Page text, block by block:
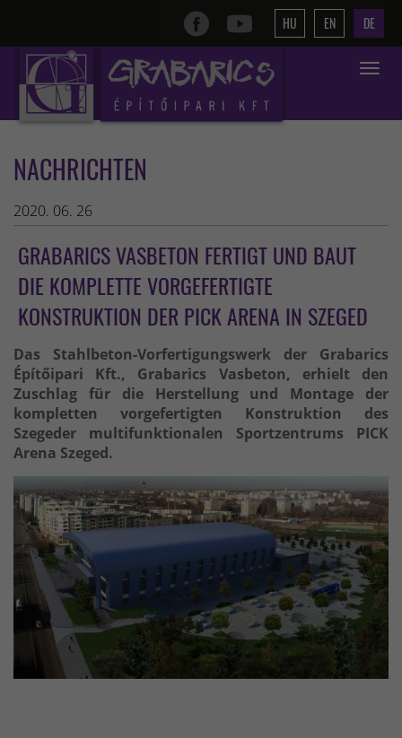
HU EN DE
Toggle
NACHRICHTEN
2020. 06. 26
GRABARICS VASBETON FERTIGT UND BAUT
DIE KOMPLETTE VORGEFERTIGTE
KONSTRUKTION DER PICK ARENA IN SZEGED
Das Stahlbeton-Vorfertigungswerk der Grabarics
Építőipari Kft., Grabarics Vasbeton, erhielt den
Zuschlag für die Herstellung und Montage der
kompletten vorgefertigten Konstruktion des
Szegeder multifunktionalen Sportzentrums PICK
Arena Szeged.